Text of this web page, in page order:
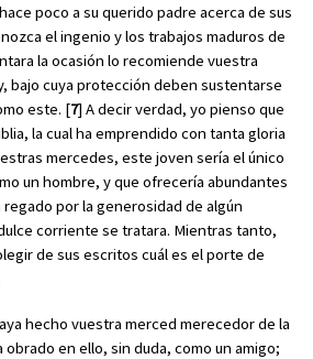
poco a su querido padre acerca de sus
el ingenio y los trabajos maduros de
la ocasión lo recomiende vuestra
bajo cuya protección deben sustentarse
este. [7] A decir verdad, yo pienso que
la cual ha emprendido con tanta gloria
mercedes, este joven sería el único
un hombre, y que ofrecería abundantes
por la generosidad de algún
corriente se tratara. Mientras tanto,
de sus escritos cuál es el porte de
hecho vuestra merced merecedor de la
en ello, sin duda, como un amigo;